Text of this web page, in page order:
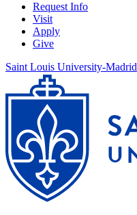
Request Info
Visit
Apply
Give
Saint Louis University-Madrid